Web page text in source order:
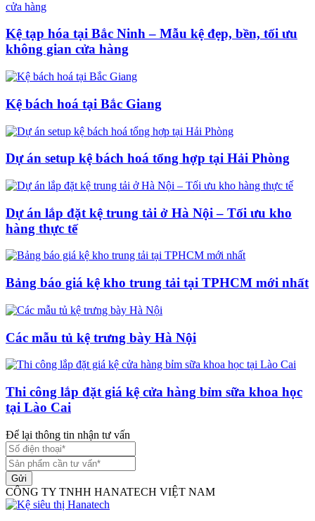
Kệ tạp hóa tại Bắc Ninh – Mẫu kệ đẹp, bền, tối ưu
không gian cửa hàng
Kệ bách hoá tại Bắc Giang
Dự án setup kệ bách hoá tổng hợp tại Hải Phòng
Dự án lắp đặt kệ trung tải ở Hà Nội – Tối ưu kho
hàng thực tế
Bảng báo giá kệ kho trung tải tại TPHCM mới nhất
Các mẫu tủ kệ trưng bày Hà Nội
Thi công lắp đặt giá kệ cửa hàng bỉm sữa khoa học
tại Lào Cai
Để lại thông tin nhận tư vấn
Gửi
CÔNG TY TNHH HANATECH VIỆT NAM